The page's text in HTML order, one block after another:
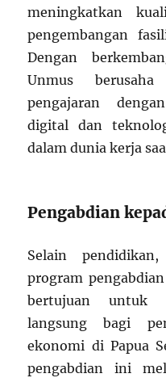
meningkatkan
pengembangan
Dengan
Unmus
pengajaran
digital dan
dalam dunia kerja
Pengabdian
Selain
program
bertujuan untuk
langsung bagi
ekonomi di Papua
pengabdian ini